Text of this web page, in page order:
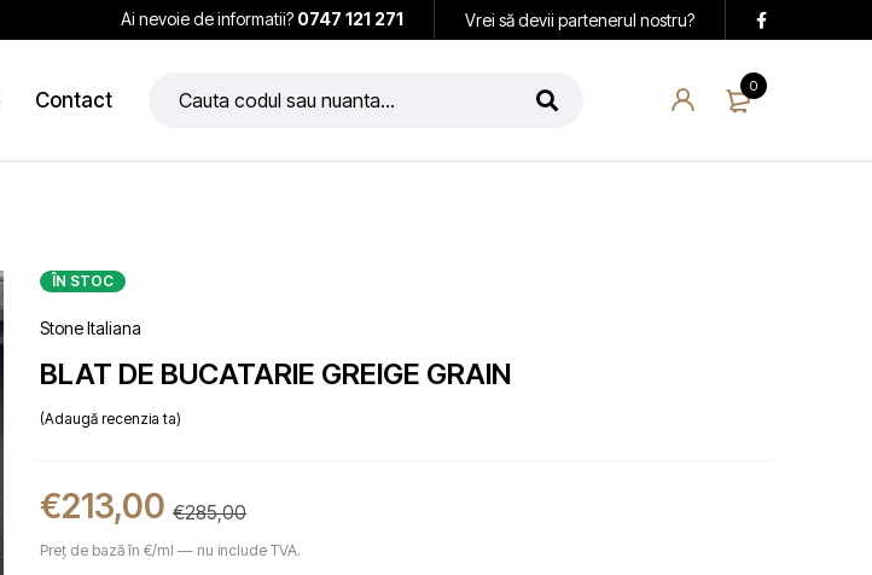
Vrei să devii partenerul nostru?
Ai nevoie de informatii? 0747 121 271
0
Contact
ÎN STOC
Stone Italiana
BLAT DE BUCATARIE GREIGE GRAIN
Adaugă recenzia ta
€285,00
€213,00
Preț de bază în €/ml — nu include TVA.